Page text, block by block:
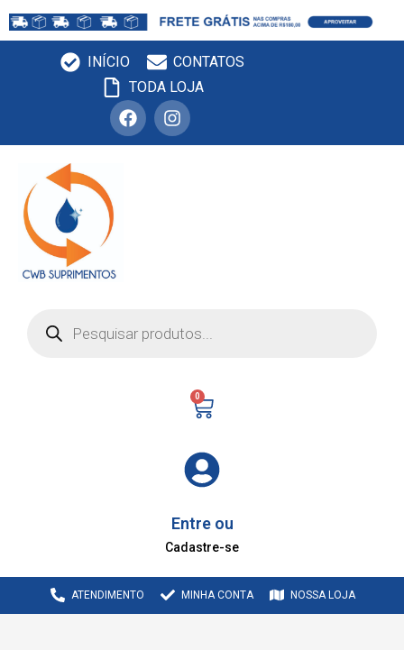
INÍCIO
CONTATOS
TODA LOJA
0
Entre ou
Cadastre-se
ATENDIMENTO MINHA CONTA NOSSA LOJA